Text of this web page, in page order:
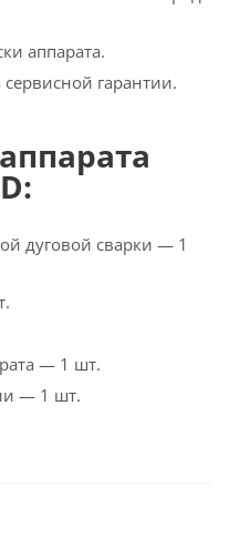
аппарата.
сервисной гарантии.
дуговой сварки — 1
— 1 шт.
— 1 шт.